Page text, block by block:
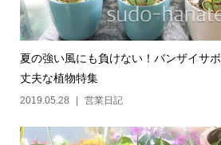
夏の強い風にも負けない！バンザイサ
丈夫な植物特集
2019.05.28 営業日記